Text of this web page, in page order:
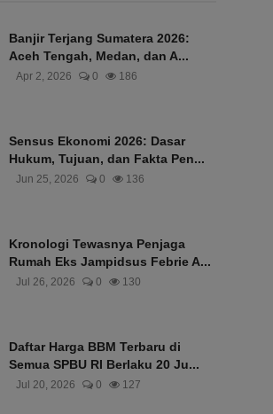
Banjir Terjang Sumatera 2026:
Aceh Tengah, Medan, dan A...
Apr 2, 2026 0 186
Sensus Ekonomi 2026: Dasar
Hukum, Tujuan, dan Fakta Pen...
Jun 25, 2026 0 136
Kronologi Tewasnya Penjaga
Rumah Eks Jampidsus Febrie A...
Jul 26, 2026 0 130
Daftar Harga BBM Terbaru di
Semua SPBU RI Berlaku 20 Ju...
Jul 20, 2026 0 127